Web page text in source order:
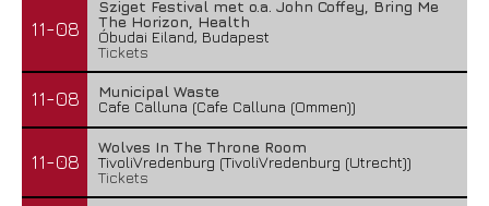
11-08
Sziget Festival met o.a. John Coffey, Bring Me
The Horizon, Health
Óbudai Eiland, Budapest
Tickets
11-08
Municipal Waste
Cafe Calluna (Cafe Calluna (Ommen))
11-08
Wolves In The Throne Room
TivoliVredenburg (TivoliVredenburg (Utrecht))
Tickets